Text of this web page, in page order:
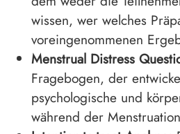
wissen, wer welches
voreingenommenen
Menstrual Distress
Fragebogen, der
psychologische und
während der